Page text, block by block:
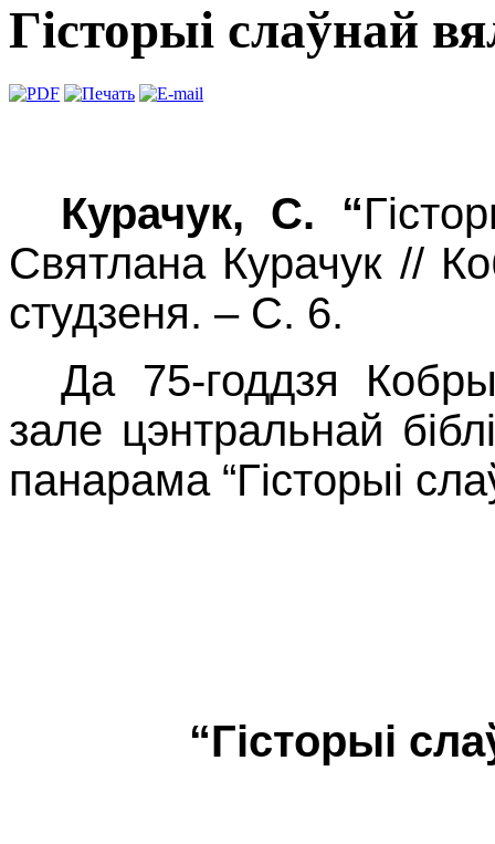
Гісторыі слаўнай
Курачук, С. “
Святлана Курачук //
студзеня. – С. 6.
Да 75-годдзя
зале цэнтральнай
панарама “Гісторыі
“Гісторыі